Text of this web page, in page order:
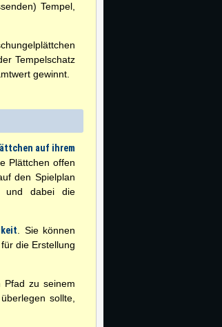
Tempel,
Tempelschatz
gewinnt.
auf ihrem
Plättchen offen
den Spielplan
und dabei die
. Sie können
die Erstellung
Pfad zu seinem
sollte,